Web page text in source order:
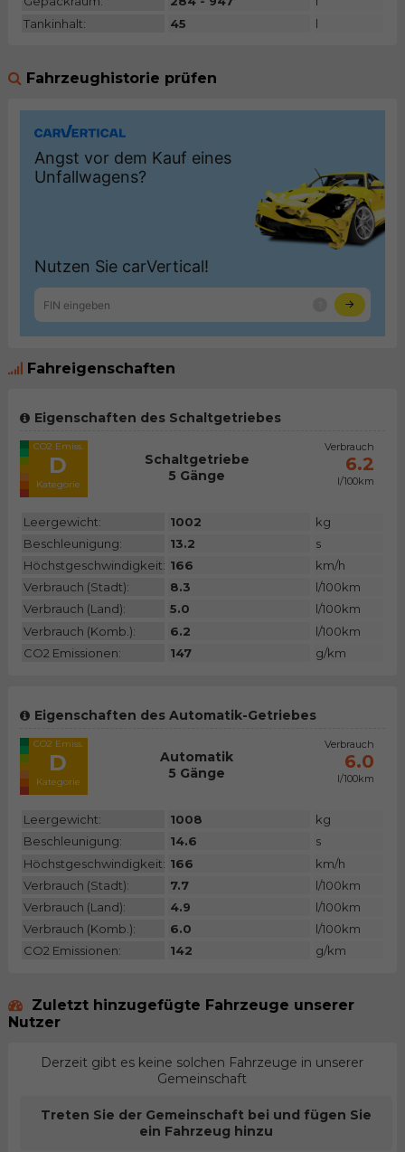
Tankinhalt:
45 l
Fahrzeughistorie prüfen
Fahreigenschaften
Eigenschaften des Schaltgetriebes
CO2 Emiss.
D
Kategorie
Schaltgetriebe
5 Gänge
Verbrauch
6.2
l/100km
Leergewicht: 1002
kg
Beschleunigung:
13.2
s
Höchstgeschwindigkeit: 166
km/h
Verbrauch (Stadt):
8.3
l/100km
Verbrauch (Land):
5.0
l/100km
Verbrauch (Komb.):
6.2
l/100km
CO2 Emissionen:
147 g/km
Eigenschaften des Automatik-Getriebes
CO2 Emiss.
D
Kategorie
Automatik
5 Gänge
Verbrauch
6.0
l/100km
Leergewicht: 1008
kg
Beschleunigung:
14.6
s
Höchstgeschwindigkeit: 166
km/h
Verbrauch (Stadt):
7.7
l/100km
Verbrauch (Land):
4.9
l/100km
Verbrauch (Komb.):
6.0
l/100km
CO2 Emissionen:
142 g/km
Zuletzt hinzugefügte Fahrzeuge unserer
Nutzer
Derzeit gibt es keine solchen Fahrzeuge in unserer
Gemeinschaft
Treten Sie der Gemeinschaft bei und fügen Sie
ein Fahrzeug hinzu